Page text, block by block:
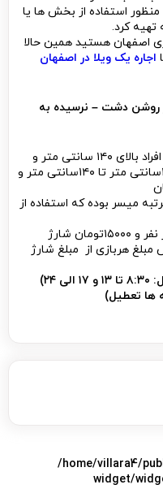
به منظور استفاده از بخش ها یا
تهیه کرد.
اصفهان هستید همین حالا
اجاره یک ویلا در اصفهان
روشن دشت – نرسیده به
۴۰۰۰۰ تومان به ازاء هر نفر افراد بالای ۱۴۰ سانتی متر و
۳۰۰۰۰تومان به ازاء هر نفر افراد بین ۱۱۰سانتی متر تا ۱۴۰سانتی متر و
میسر بوده که استفاده از
ورودی ۵۰۰۰تومان به ازاء هر نفر و ۱۵۰۰۰تومان شارژ
مبلغ هربازی از مبلغ شارژ
/home/villara4/
widget/